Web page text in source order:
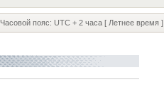
Часовой пояс: UTC + 2 часа [ Летнее время ]